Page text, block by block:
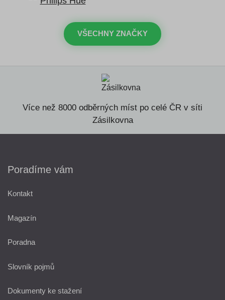
VŠECHNY ZNAČKY
Více než 8000 odběrných míst po celé ČR v síti
Zásilkovna
Poradíme vám
Kontakt
Magazín
Poradna
Slovník pojmů
Dokumenty ke stažení